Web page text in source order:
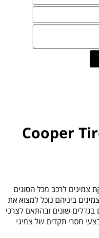
צמיגים לרכב מכל הסוגים
ביניהם נוכל למצוא את
בגדלים שונים ובהתאם לצרכי
חסרי תקדים של צמיגי